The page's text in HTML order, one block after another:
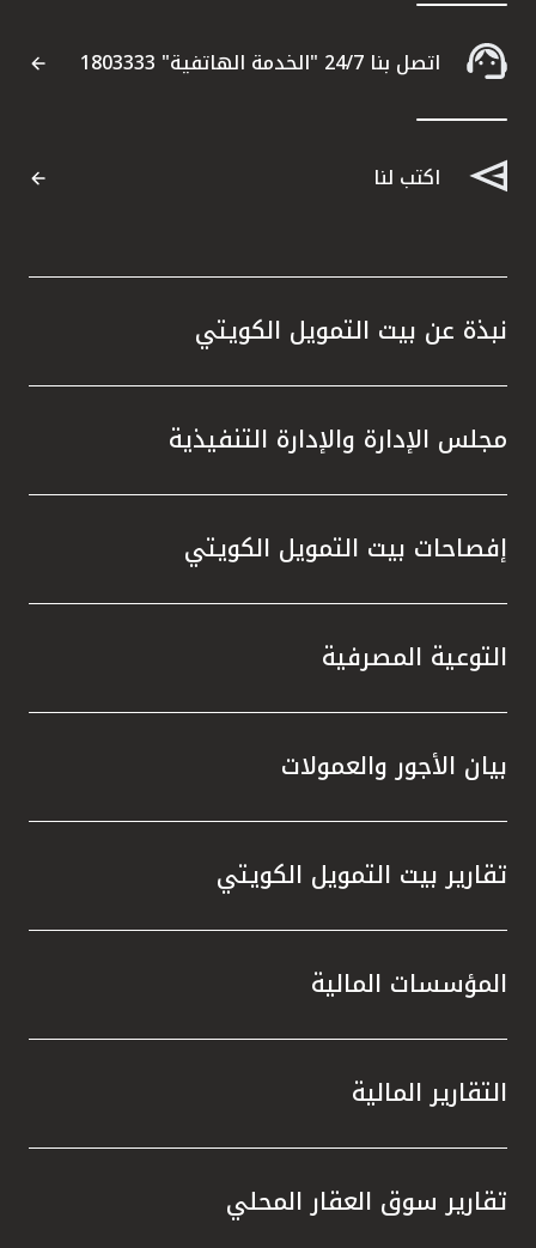
اتصل بنا 24/7 "الخدمة الهاتفية" 1803333
اكتب لنا
نبذة عن بيت التمويل الكويتي
مجلس الإدارة والإدارة التنفيذية
إفصاحات بيت التمويل الكويتي
التوعية المصرفية
بيان الأجور والعمولات
تقارير بيت التمويل الكويتي
المؤسسات المالية
التقارير المالية
تقارير سوق العقار المحلي